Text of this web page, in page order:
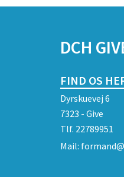
DCH
FIND OS
Dyrskuevej 6
7323 - Give
Tlf. 22789951
Mail: